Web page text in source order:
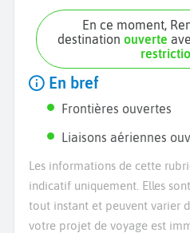
En ce moment, Rennes est une
destinationouverte
En bref
Frontières ouvertes
Liaisons aériennes
Les informations de cette
indicatif uniquement. Elles
tout instant et peuvent varier
votre projet de voyage est